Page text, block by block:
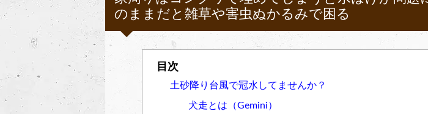
のままだと雑草や害虫ぬかるみで困る
土砂降り台風で冠水してませんか？
犬走とは（Gemini）